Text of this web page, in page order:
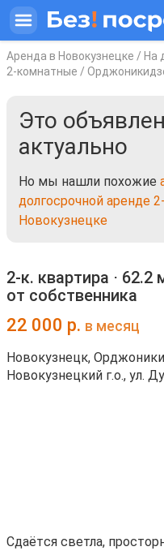
Аренда в Новокузнецке / На
2-комнатные /
Это
актуально
Но мы нашли похожие
долгосрочной аренде
Новокузнецке
2-к. квартира ⋅ 62.2
от собственника
22 000 р. в месяц
Новокузнецк,
Новокузнецкий г.о., ул.
Cдaётcя cвeтла,